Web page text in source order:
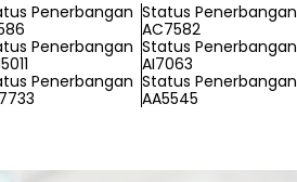
Penerbangan Status Penerbangan
AC7582
Penerbangan Status Penerbangan
AI7063
Penerbangan Status Penerbangan
AA5545